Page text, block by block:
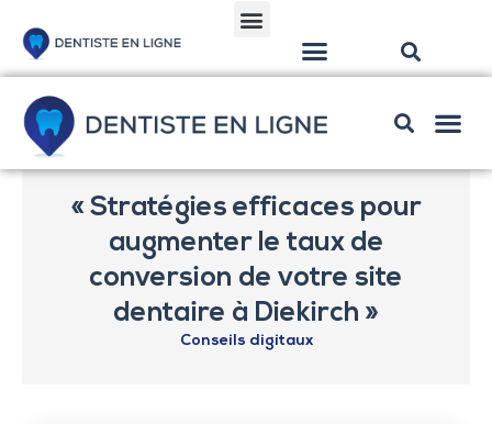
« Stratégies efficaces pour
augmenter le taux de
conversion de votre site
dentaire à Diekirch »
Conseils digitaux